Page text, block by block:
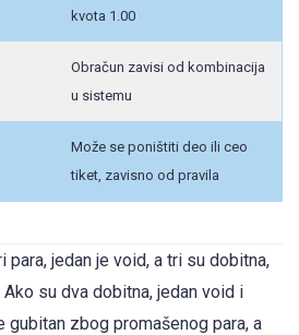
kvota 1.00
Obračun zavisi od kombinacija
u sistemu
Može se poništiti deo ili ceo
tiket, zavisno od pravila
jedan je void, a tri su dobitna,
su dva dobitna, jedan void i
gubitan zbog promašenog para, a